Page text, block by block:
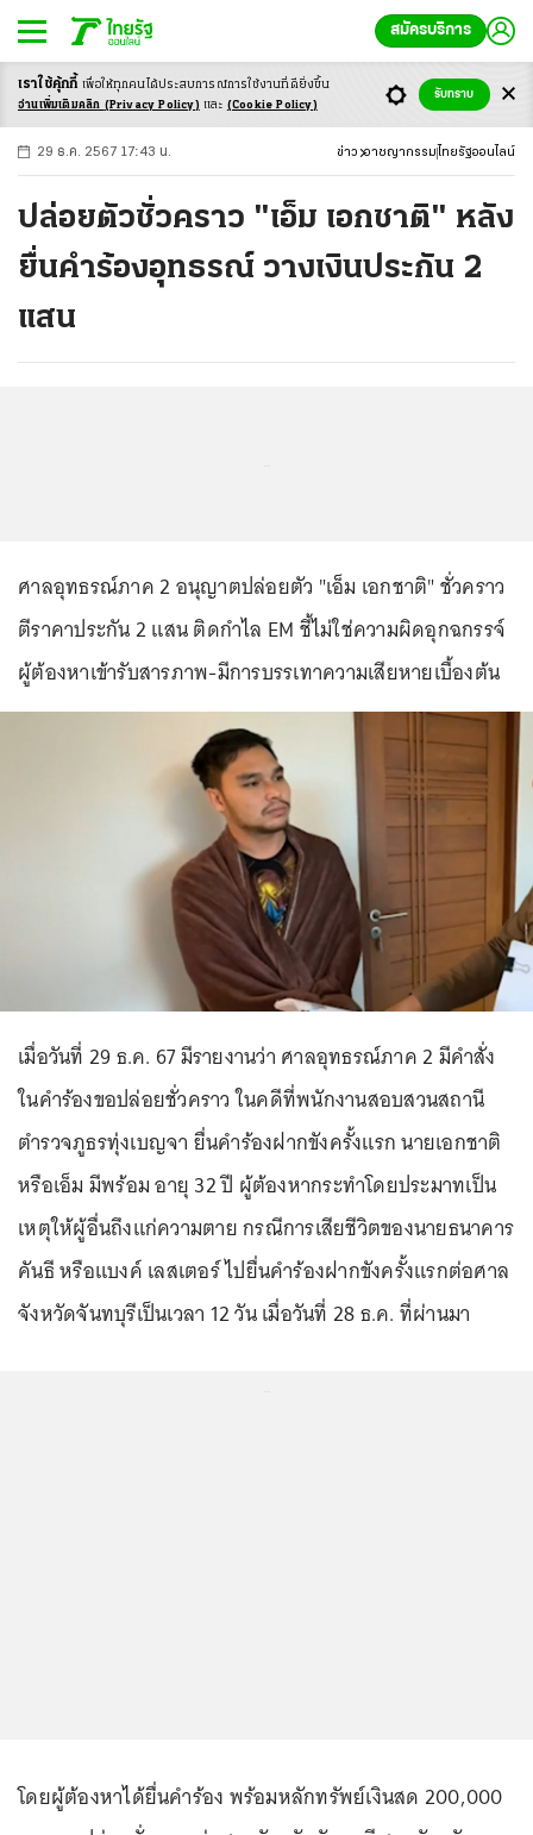
สมัครบริการ
-ก ก ก+
29 ธ.ค. 2567 17:43 น. ข่าว อาชญากรรม ไทยรัฐออนไลน์
ปล่อยตัวชั่วคราว "เอ็ม เอกชาติ" หลัง
ยื่นคำร้องอุทธรณ์ วางเงินประกัน 2
แสน
ศาลอุทธรณ์ภาค 2 อนุญาตปล่อยตัว "เอ็ม เอกชาติ" ชั่วคราว
ตีราคาประกัน 2 แสน ติดกำไล EM ชี้ไม่ใช่ความผิดอุกฉกรรจ์
ผู้ต้องหาเข้ารับสารภาพ-มีการบรรเทาความเสียหายเบื้องต้น
เมื่อวันที่ 29 ธ.ค. 67 มีรายงานว่า ศาลอุทธรณ์ภาค 2 มีคำสั่ง
ในคำร้องขอปล่อยชั่วคราว ในคดีที่พนักงานสอบสวนสถานี
ตำรวจภูธรทุ่งเบญจา ยื่นคำร้องฝากขังครั้งแรก นายเอกชาติ
หรือเอ็ม มีพร้อม อายุ 32 ปี ผู้ต้องหากระทำโดยประมาทเป็น
เหตุให้ผู้อื่นถึงแก่ความตาย กรณีการเสียชีวิตของนายธนาคาร
คันธี หรือแบงค์ เลสเตอร์ ไปยื่นคำร้องฝากขังครั้งแรกต่อศาล
จังหวัดจันทบุรีเป็นเวลา 12 วัน เมื่อวันที่ 28 ธ.ค. ที่ผ่านมา
โดยผู้ต้องหาได้ยื่นคำร้อง พร้อมหลักทรัพย์เงินสด 200,000
เราใช้คุ้กกี้ เพื่อให้ทุกคนได้ประสบการณ์การใช้งานที่ดียิ่งขึ้น
อ่านเพิ่มเติมคลิก (Privacy Policy) และ (Cookie Policy)
รับทราบ